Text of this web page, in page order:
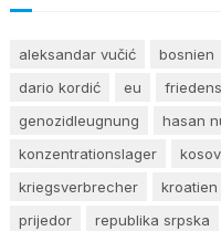
aleksandar vučić bosnien
dario kordić
eu
genozidleugnung
hasan
konzentrationslager
kriegsverbrecher
kroatien
prijedor
republika srpska